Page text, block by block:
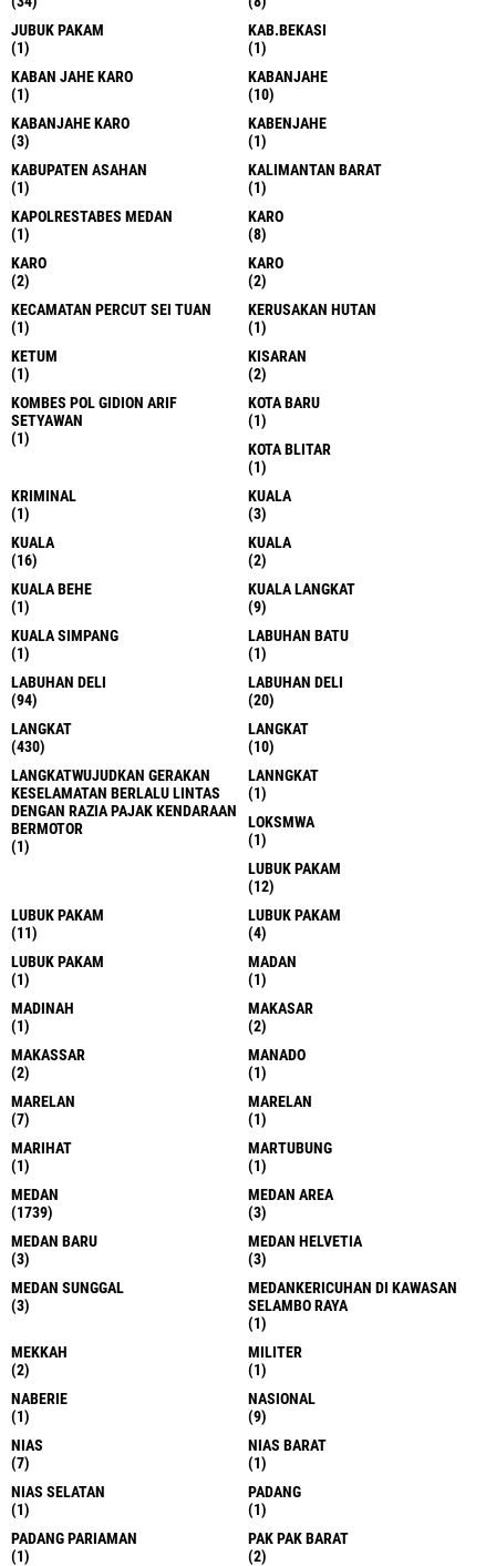
JUBUK PAKAM
(1)
KAB.BEKASI
(1)
KABAN JAHE KARO
(1)
KABANJAHE
(10)
KABANJAHE KARO
(3)
KABENJAHE
(1)
KABUPATEN ASAHAN
(1)
KALIMANTAN BARAT
(1)
KAPOLRESTABES MEDAN
(1)
KARO
(8)
KARO
(2)
KARO
(2)
KECAMATAN PERCUT SEI TUAN
(1)
KERUSAKAN HUTAN
(1)
KETUM
(1)
KISARAN
(2)
KOMBES POL GIDION ARIF
SETYAWAN
(1)
KOTA BARU
(1)
KOTA BLITAR
(1)
KRIMINAL
(1)
KUALA
(3)
KUALA
(16)
KUALA
(2)
KUALA BEHE
(1)
KUALA LANGKAT
(9)
KUALA SIMPANG
(1)
LABUHAN BATU
(1)
LABUHAN DELI
(94)
LABUHAN DELI
(20)
LANGKAT
(430)
LANGKAT
(10)
LANGKATWUJUDKAN GERAKAN
KESELAMATAN BERLALU LINTAS
DENGAN RAZIA PAJAK KENDARAAN
BERMOTOR
(1)
LANNGKAT
(1)
LOKSMWA
(1)
LUBUK PAKAM
(12)
LUBUK PAKAM
(11)
LUBUK PAKAM
(4)
LUBUK PAKAM
(1)
MADAN
(1)
MADINAH
(1)
MAKASAR
(2)
MAKASSAR
(2)
MANADO
(1)
MARELAN
(7)
MARELAN
(1)
MARIHAT
(1)
MARTUBUNG
(1)
MEDAN
(1739)
MEDAN AREA
(3)
MEDAN BARU
(3)
MEDAN HELVETIA
(3)
MEDAN SUNGGAL
(3)
MEDANKERICUHAN DI KAWASAN
SELAMBO RAYA
(1)
MEKKAH
(2)
MILITER
(1)
NABERIE
(1)
NASIONAL
(9)
NIAS
(7)
NIAS BARAT
(1)
NIAS SELATAN
(1)
PADANG
(1)
PADANG PARIAMAN
(1)
PAK PAK BARAT
(2)